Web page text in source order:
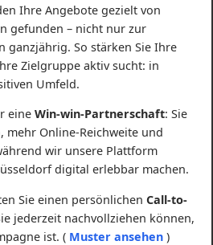
Ihre Angebote gezielt von
gefunden – nicht nur zur
ganzjährig. So stärken Sie Ihre
Zielgruppe aktiv sucht: in
Umfeld.
eine Win-win-Partnerschaft: Sie
mehr Online-Reichweite und
wir unsere Plattform
digital erlebbar machen.
Sie einen persönlichen Call-to-
jederzeit nachvollziehen können,
ist. ( Muster ansehen )